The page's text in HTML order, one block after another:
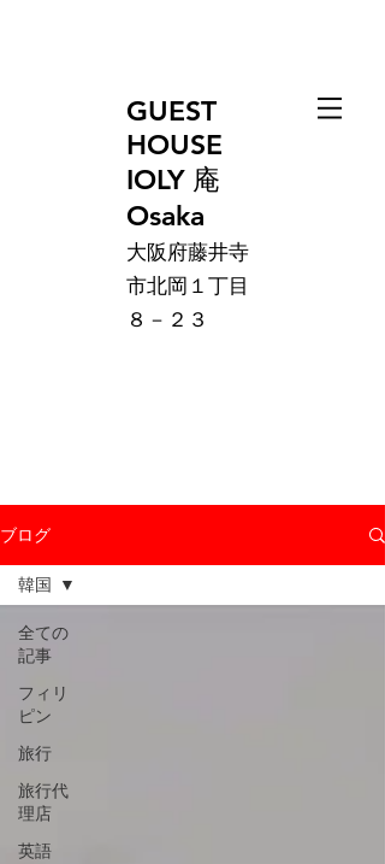
GUEST
HOUSE
IOLY 庵
Osaka
大阪府藤井寺
市北岡１丁目
８－２３
ブログ
全ての
記事
フィリ
ピン
旅行
旅行代
理店
英語
韓国